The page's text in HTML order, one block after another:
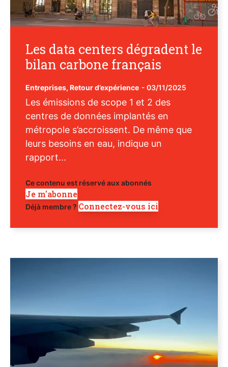
Les data centers dégradent le
bilan carbone français
Entreprises, Retour d’expérience - 03/11/2025
Les émissions de scope 1 et 2 des
centres de données implantés en
métropole s’accroissent. De même que
leurs besoins en eau, indique un
rapport...
Ce contenu est réservé aux abonnés
Je m'abonne
Déjà membre ? Connectez-vous ici